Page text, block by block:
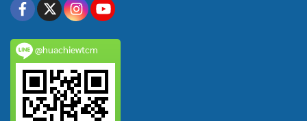
@huachiewtcm